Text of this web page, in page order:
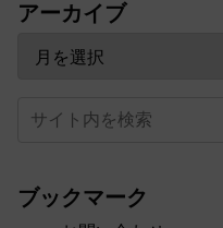
アーカイブ
ブックマーク